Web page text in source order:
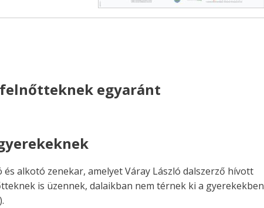
egyaránt
alkotó zenekar, amelyet Váray László dalszerző hívott
is üzennek, dalaikban nem térnek ki a gyerekekben